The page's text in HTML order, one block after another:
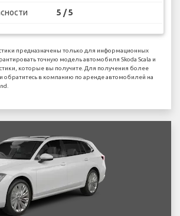
5 / 5
предназначены только для информационных
точную модель автомобиля Skoda Scala и
которые вы получите. Для получения более
в компанию по аренде автомобилей на